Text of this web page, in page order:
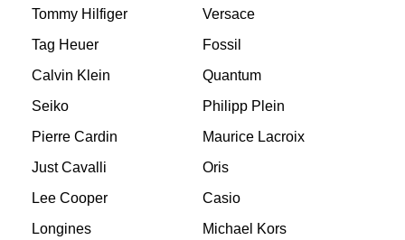
Tommy Hilfiger
Versace
Tag Heuer
Fossil
Calvin Klein
Quantum
Seiko
Philipp Plein
Pierre Cardin
Maurice Lacroix
Just Cavalli
Oris
Lee Cooper
Casio
Longines
Michael Kors